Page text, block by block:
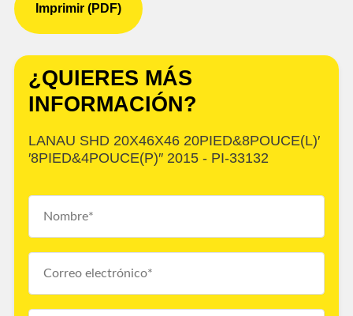
Imprimir (PDF)
¿QUIERES MÁS
INFORMACIÓN?
LANAU SHD 20X46X46 20PIED&8POUCE(L)′
′8PIED&4POUCE(P)″ 2015 - PI-33132